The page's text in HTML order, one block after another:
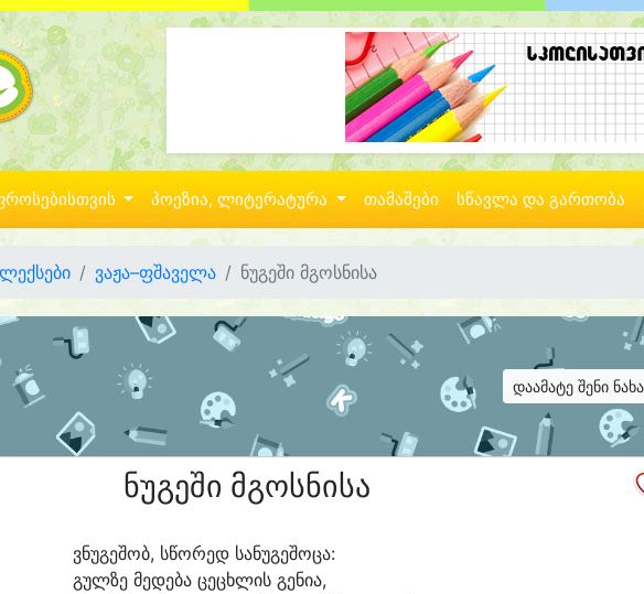
პოეზია, ლიტერატურა თამაშები სწავლა და გართობა
ვაჟა–ფშაველა ნუგეში მგოსნისა
დაამატე შენი
ნუგეში მგოსნისა
ვნუგეშობ, სწორედ სანუგეშოცა:
გულზე მედება ცეცხლის გენია,